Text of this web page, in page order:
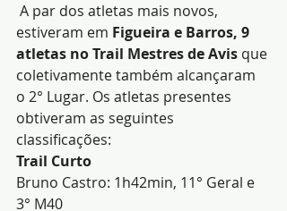
A par dos atletas mais novos,
estiveram em Figueira e Barros, 9
atletas no Trail Mestres de Avis que
coletivamente também alcançaram
o 2° Lugar. Os atletas presentes
obtiveram as seguintes
classificações:
Trail Curto
Bruno Castro: 1h42min, 11° Geral e
3° M40